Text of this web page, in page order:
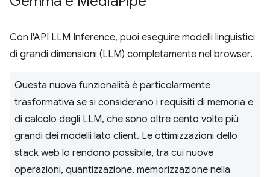
Con l'API LLM Inference, puoi eseguire modelli linguistici
di grandi dimensioni (LLM) completamente nel browser.
Questa nuova funzionalità è particolarmente
trasformativa se si considerano i requisiti di memoria e
di calcolo degli LLM, che sono oltre cento volte più
grandi dei modelli lato client. Le ottimizzazioni dello
stack web lo rendono possibile, tra cui nuove
operazioni, quantizzazione, memorizzazione nella